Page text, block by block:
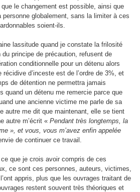
le changement est possible, ainsi que
personne globalement, sans la limiter à ces
soient-ils.
lassitude quand je constate la frilosité
principe de précaution, refusent de
conditionnelle pour un détenu alors
récidive d’inceste est de l’ordre de 3%, et
de détention ne permettra jamais
quand un détenu me remercie parce que
une ancienne victime me parle de sa
autre me dit que maintenant, elle se tient
autre m’écrit « Pendant très longtemps, la
», et vous, vous m’avez enfin appelée
de continuer ce travail.
que je crois avoir compris de ces
ce sont ces personnes, auteurs, victimes,
appris, plus que les ouvrages traitant de
restent souvent très théoriques et